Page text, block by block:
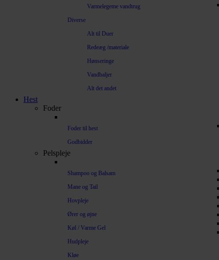
Varmelegeme vandtrug
Diverse
Alt til Duer
Redeæg /materiale
Hønseringe
Vandbaljer
Alt det andet
Hest
Foder
Foder til hest
Godbidder
Pelspleje
Shampoo og Balsam
Mane og Tail
Hovpleje
Ører og øjne
Køl / Varme Gel
Hudpleje
Kløe